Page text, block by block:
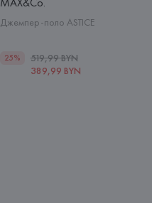
Джемпер-поло ASTICE
25%
519,99 BYN
389,99 BYN